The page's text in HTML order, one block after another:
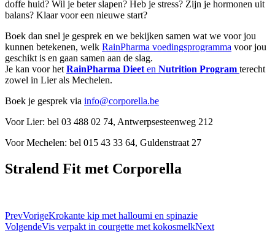
doffe huid? Wil je beter slapen? Heb je stress? Zijn je hormonen uit
balans? Klaar voor een nieuwe start?
Boek dan snel je gesprek en we bekijken samen wat we voor jou
kunnen betekenen, welk RainPharma voedingsprogramma voor jou
geschikt is en gaan samen aan de slag.
Je kan voor het RainPharma Dieet en Nutrition Program terecht
zowel in Lier als Mechelen.
Boek je gesprek via info@corporella.be
Voor Lier: bel 03 488 02 74, Antwerpsesteenweg 212
Voor Mechelen: bel 015 43 33 64, Guldenstraat 27
Stralend Fit met Corporella
PrevVorigeKrokante kip met halloumi en spinazie
VolgendeVis verpakt in courgette met kokosmelkNext